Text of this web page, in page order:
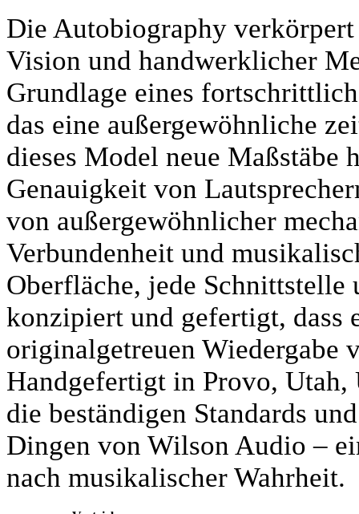
Die Autobiography
Vision und handwerklicher
Grundlage eines
das eine außergewöhnliche
dieses Model neue
Genauigkeit von
von außergewöhnlicher
Verbundenheit und
Oberfläche, jede
konzipiert und gefertigt, dass
originalgetreuen Wiedergabe
Handgefertigt in Provo,
die beständigen Standards
Dingen von Wilson Audio –
nach musikalischer Wahrheit.